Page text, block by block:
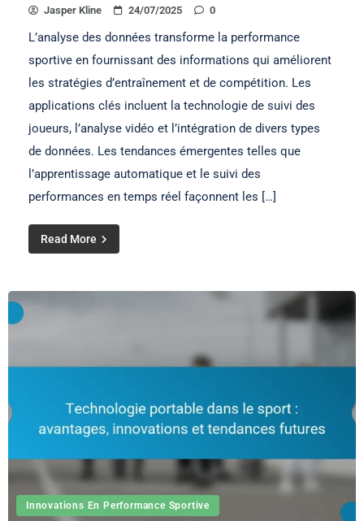
Jasper Kline 24/07/2025 0
L’analyse des données transforme la performance
sportive en fournissant des informations qui améliorent
les stratégies d’entraînement et de compétition. Les
applications clés incluent la technologie de suivi des
joueurs, l’analyse vidéo et l’intégration de divers types
de données. Les tendances émergentes telles que
l’apprentissage automatique et le suivi des
performances en temps réel façonnent les […]
Read More
Innovations En Performance Sportive